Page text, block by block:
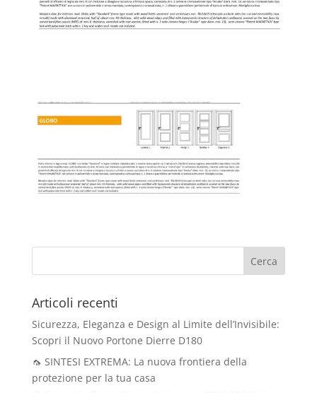
Articoli recenti
Sicurezza, Eleganza e Design al Limite dell’Invisibile:
Scopri il Nuovo Portone Dierre D180
🦟 SINTESI EXTREMA: La nuova frontiera della
protezione per la tua casa